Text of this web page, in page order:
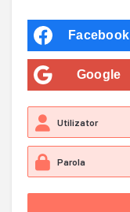
Facebook
Google